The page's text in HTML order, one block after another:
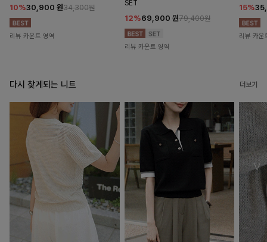
10%30,900 원34,300원
리뷰 카운트 영역
SET
12%69,900 원79,400원
리뷰 카운트 영역
15%
리뷰 카운
다시 찾게되는 니트 더보기